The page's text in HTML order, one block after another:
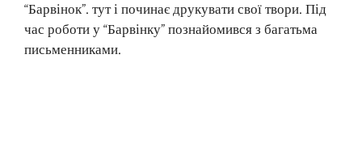
“Барвінок”. тут і починає друкувати свої твори. Під
час роботи у “Барвінку” познайомився з багатьма
письменниками.